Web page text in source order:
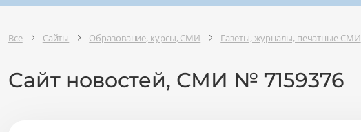
Все Сайты Образование, курсы, СМИ Газеты, журналы, печатные СМИ
Сайт новостей, СМИ № 7159376